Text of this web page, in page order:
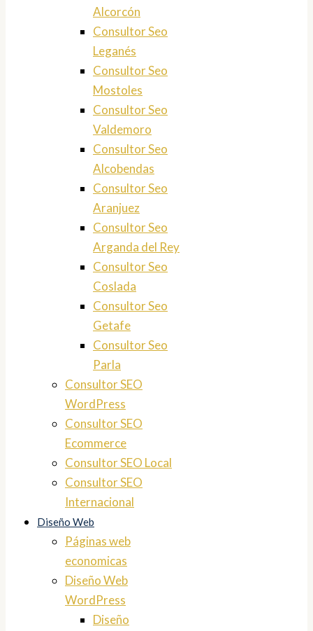
Alcorcón
Consultor Seo
Leganés
Consultor Seo
Mostoles
Consultor Seo
Valdemoro
Consultor Seo
Alcobendas
Consultor Seo
Aranjuez
Consultor Seo
Arganda del Rey
Consultor Seo
Coslada
Consultor Seo
Getafe
Consultor Seo
Parla
Consultor SEO
WordPress
Consultor SEO
Ecommerce
Consultor SEO Local
Consultor SEO
Internacional
Diseño Web
Páginas web
economicas
Diseño Web
WordPress
Diseño